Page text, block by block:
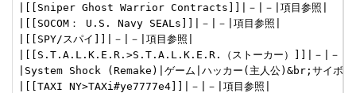
|[[Sniper Ghost Warrior Contracts]]|－|－|項目参照|
|[[SOCOM： U.S. Navy SEALs]]|－|－|項目参照|
|[[SPY/スパイ]]|－|－|項目参照|
|[[S.T.A.L.K.E.R.>S.T.A.L.K.E.R.（ストーカー）]]|－|－|項
|System Shock (Remake)|ゲーム|ハッカー(主人公)&br;サイボ
|[[TAXI NY>TAXi#ye7777e4]]|－|－|項目参照|